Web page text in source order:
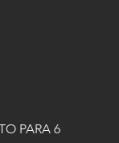
PARA 6